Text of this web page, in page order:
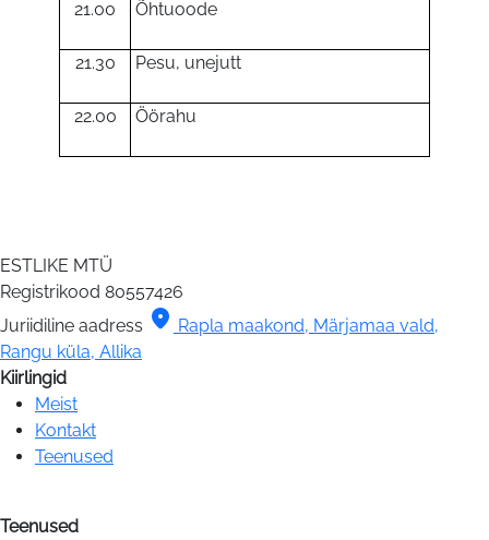
21.00 Õhtuoode
21.30 Pesu, unejutt
22.00 Öörahu
ESTLIKE MTÜ
Registrikood 80557426
Juriidiline aadress location_on Rapla maakond, Märjamaa vald,
Rangu küla, Allika
Kiirlingid
Meist
Kontakt
Teenused
Teenused